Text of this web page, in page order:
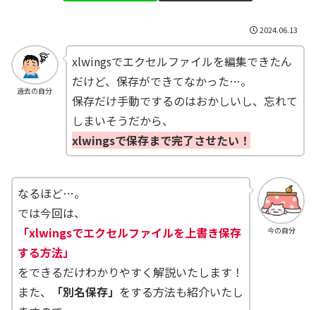
2024.06.13
過去の自分
xlwingsでエクセルファイルを編集できたん
だけど、保存ができてなかった…。
保存だけ手動でするのはおかしいし、忘れて
しまいそうだから、
xlwingsで保存まで完了させたい！
今の自分
なるほど…。
では今回は、
「xlwingsでエクセルファイルを上書き保存
する方法」
をできるだけわかりやすく解説いたします！
また、
「別名保存」 をする方法も紹介いたし